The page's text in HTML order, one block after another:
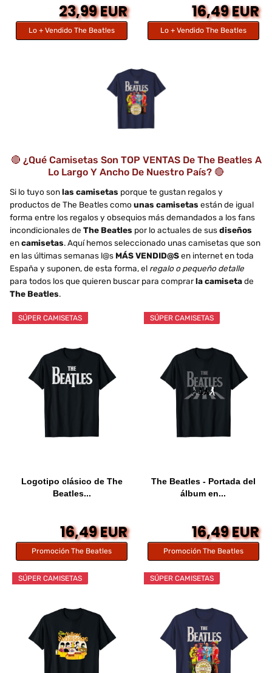
23,99 EUR
Lo + Vendido The Beatles
16,49 EUR
Lo + Vendido The Beatles
🔴 ¿Qué Camisetas Son TOP VENTAS De The Beatles A
Lo Largo Y Ancho De Nuestro País? 🔴
Si lo tuyo sonlas camisetas porque te gustan regalos y
productos de The Beatles comounas camisetas están de igual
forma entre los regalos y obsequios más demandados a los fans
incondicionales de The Beatles por lo actuales de susdiseños
encamisetas. Aquí hemos seleccionado unas camisetas que son
en las últimas semanas l@s MÁS VENDID@Sen internet en toda
España y suponen, de esta forma, el regalo o pequeño detalle
para todos los que quieren buscar para comprarla camisetade
The Beatles.
SÚPER CAMISETAS
Logotipo clásico de The
Beatles...
16,49 EUR
Promoción The Beatles
SÚPER CAMISETAS
The Beatles - Portada del
álbum en...
16,49 EUR
Promoción The Beatles
SÚPER CAMISETAS SÚPER CAMISETAS